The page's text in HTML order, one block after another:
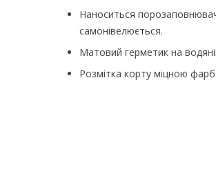
Наноситься
самонівелюється.
Матовий герметик на
Розмітка корту міцною